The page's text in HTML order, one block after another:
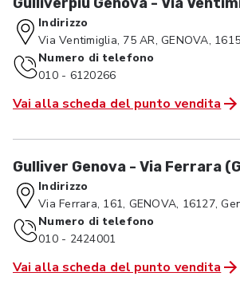
Indirizzo
Via Ventimiglia, 75 AR, GENOVA,
Numero di telefono
010 - 6120266
Vai alla scheda del punto vendita
Gulliver Genova - Via Ferrara
Indirizzo
Via Ferrara, 161, GENOVA, 16127,
Numero di telefono
010 - 2424001
Vai alla scheda del punto vendita